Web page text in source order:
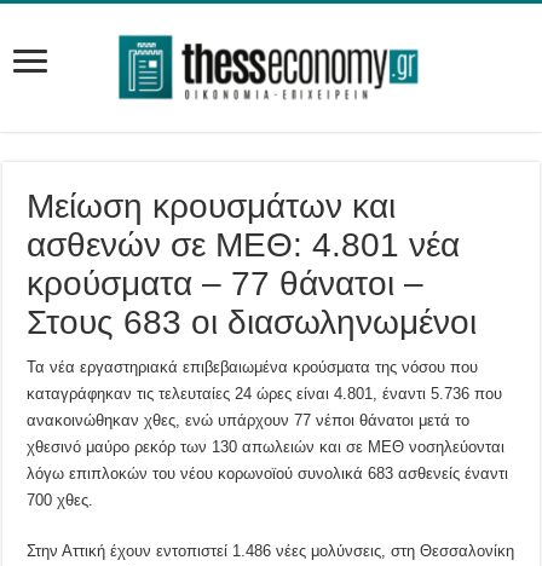
Μείωση κρουσμάτων και
ασθενών σε ΜΕΘ: 4.801 νέα
κρούσματα – 77 θάνατοι –
Στους 683 οι διασωληνωμένοι
Τα νέα εργαστηριακά επιβεβαιωμένα κρούσματα της νόσου που
καταγράφηκαν τις τελευταίες 24 ώρες είναι 4.801, έναντι 5.736 που
ανακοινώθηκαν χθες, ενώ υπάρχουν 77 νέποι θάνατοι μετά το
χθεσινό μαύρο ρεκόρ των 130 απωλειών και σε ΜΕΘ νοσηλεύονται
λόγω επιπλοκών του νέου κορωνοϊού συνολικά 683 ασθενείς έναντι
700 χθες.
Στην Αττική έχουν εντοπιστεί 1.486 νέες μολύνσεις, στη Θεσσαλονίκη